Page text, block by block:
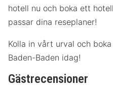
hotell nu och boka ett
passar dina reseplaner!
Kolla in vårt urval och
Baden-Baden idag!
Gästrecensioner